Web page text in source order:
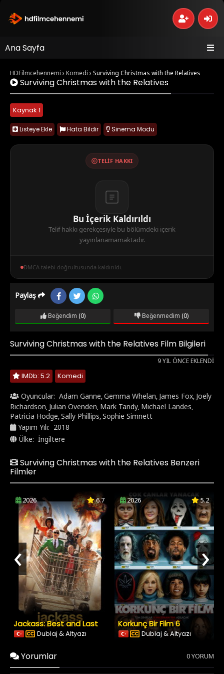
Ana Sayfa
HDFilmcehennemi › Komedi › Surviving Christmas with the Relatives
Surviving Christmas with the Relatives
Kaynak 1
Listeye Ekle Hata Bildir Sinema Modu
TELIF HAKKI
Bu İçerik Kaldırıldı
Telif hakkı gerekçesiyle bu bölümdeki içerik
yayınlanamamaktadır.
DMCA talebi doğrultusunda kaldırıldı.
Paylaş
Beğendim (0) Beğenmedim (0)
Surviving Christmas with the Relatives Film Bilgileri
9 YIL ÖNCE EKLENDI
IMDb: 5.2 Komedi
Oyuncular: Adam Ganne,Gemma Whelan, James Fox, Joely
Richardson, Julian Ovenden, Mark Tandy, Michael Landes,
Patricia Hodge,Sally Phillips,Sophie Simnett
Yapım Yılı: 2018
Ülke: İngiltere
Surviving Christmas with the Relatives Benzeri
Filmler
2026 6.7
Jackass: Best and Last
Dublaj & Altyazı
2026 5.2
Korkunç Bir Film 6
Dublaj & Altyazı
‹ ›
Yorumlar 0 YORUM